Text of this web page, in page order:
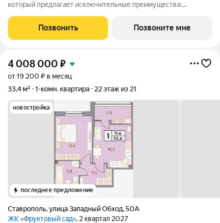
который предлагает исключительные преимущества:
для вашей семьи в уютной атмосфере. Индивидуальное
отопление и тёплый пол: Настройте
Позвонить Позвоните мне
4 008 000 ₽
от 19 200 ₽ в месяц
33,4 м²
1-комн. квартира 22 этаж из 21
новостройка
последнее предложение
Ставрополь,улица Западный Обход,50А
ЖК «Фруктовый сад», 2 квартал 2027